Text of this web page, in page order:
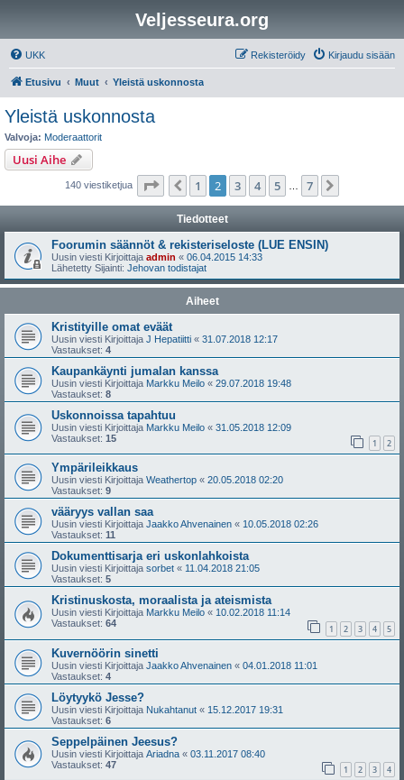
Veljesseura.org
UKK Kirjaudu sisään
Rekisteröidy
Etusivu Muut Yleistä uskonnosta
Yleistä uskonnosta
Valvoja: Moderaattorit
Uusi Aihe
140 viestiketjua Sivu /7
Edellinen
1 2 3 4 5 7
Tiedotteet
Foorumin säännöt & rekisteriseloste (LUE ENSIN)
Uusin viesti Kirjoittaja admin « 06.04.2015 14:33
Lähetetty Sijainti: Jehovan todistajat
Aiheet
Kristityille omat eväät
Uusin viesti Kirjoittaja J Hepatiitti « 31.07.2018 12:17
Vastaukset: 4
Kaupankäynti jumalan kanssa
Uusin viesti Kirjoittaja Markku Meilo « 29.07.2018 19:48
Vastaukset: 8
Uskonnoissa tapahtuu
Uusin viesti Kirjoittaja Markku Meilo « 31.05.2018 12:09
Vastaukset: 15 1 2
Ympärileikkaus
Uusin viesti Kirjoittaja Weathertop « 20.05.2018 02:20
Vastaukset: 9
vääryys vallan saa
Uusin viesti Kirjoittaja Jaakko Ahvenainen « 10.05.2018 02:26
Vastaukset: 11
Dokumenttisarja eri uskonlahkoista
Uusin viesti Kirjoittaja sorbet « 11.04.2018 21:05
Vastaukset: 5
Kristinuskosta, moraalista ja ateismista
Uusin viesti Kirjoittaja Markku Meilo « 10.02.2018 11:14
Vastaukset: 64 1 2 3 4 5
Kuvernöörin sinetti
Uusin viesti Kirjoittaja Jaakko Ahvenainen « 04.01.2018 11:01
Vastaukset: 4
Löytyykö Jesse?
Uusin viesti Kirjoittaja Nukahtanut « 15.12.2017 19:31
Vastaukset: 6
Seppelpäinen Jeesus?
Uusin viesti Kirjoittaja Ariadna « 03.11.2017 08:40
Vastaukset: 47 1 2 3 4